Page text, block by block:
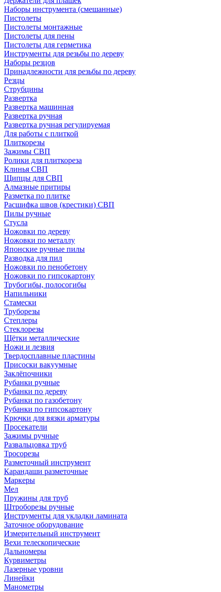
Наборы инструмента (смешанные)
Пистолеты
Пистолеты монтажные
Пистолеты для пены
Пистолеты для герметика
Инструменты для резьбы по дереву
Наборы резцов
Принадлежности для резьбы по дереву
Резцы
Струбцины
Развертка
Развертка машинная
Развертка ручная
Развертка ручная регулируемая
Для работы с плиткой
Плиткорезы
Зажимы СВП
Ролики для плиткореза
Клинья СВП
Щипцы для СВП
Алмазные притиры
Разметка по плитке
Расшифка швов (крестики) СВП
Пилы ручные
Стусла
Ножовки по дереву
Ножовки по металлу
Японские ручные пилы
Разводка для пил
Ножовки по пенобетону
Ножовки по гипсокартону
Трубогибы, полосогибы
Напильники
Стамески
Труборезы
Степлеры
Стеклорезы
Щётки металлические
Ножи и лезвия
Твердосплавные пластины
Присоски вакуумные
Заклёпочники
Рубанки ручные
Рубанки по дереву
Рубанки по газобетону
Рубанки по гипсокартону
Крючки для вязки арматуры
Просекатели
Зажимы ручные
Развальцовка труб
Тросорезы
Разметочный инструмент
Карандаши разметочные
Маркеры
Мел
Пружины для труб
Штроборезы ручные
Инструменты для укладки ламината
Заточное оборудование
Измерительный инструмент
Вехи телескопические
Дальномеры
Курвиметры
Лазерные уровни
Линейки
Манометры